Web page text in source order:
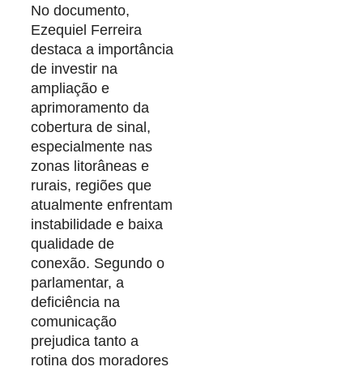
No documento,
Ezequiel Ferreira
destaca a importância
de investir na
ampliação e
aprimoramento da
cobertura de sinal,
especialmente nas
zonas litorâneas e
rurais, regiões que
atualmente enfrentam
instabilidade e baixa
qualidade de
conexão. Segundo o
parlamentar, a
deficiência na
comunicação
prejudica tanto a
rotina dos moradores